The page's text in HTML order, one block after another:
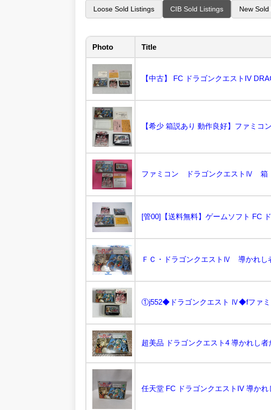
Loose Sold Listings CIB Sold Listings New
Photo Title
ファミコン ドラゴンクエストⅣ 箱
ＦＣ・ドラゴンクエストⅣ 導かれし
任天堂 FC ドラゴンクエストIV 導か